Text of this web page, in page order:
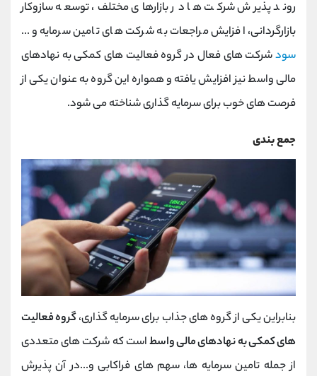
روند پذیرش شرکت ها در بازارهای مختلف، توسعه سازوکار
بازارگردانی، افزایش مراجعات به شرکت های تامین سرمایه و...
سودشرکت های فعال در گروه فعالیت های کمکی به نهادهای
مالی واسط نیز افزایش یافته و همواره این گروه به عنوان یکی از
فرصت های خوب برای سرمایه گذاری شناخته می شود.
جمع بندی
بنابراین یکی از گروه های جذاب برای سرمایه گذاری،گروه فعالیت
های کمکی به نهادهای مالی واسطاست که شرکت های متعددی
از جمله تامین سرمایه ها، سهم های فراکابی و...در آن پذیرش